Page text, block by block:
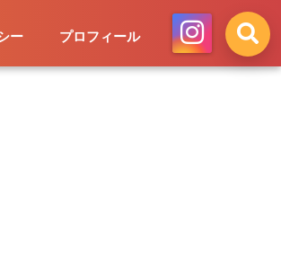
ー プロフィール